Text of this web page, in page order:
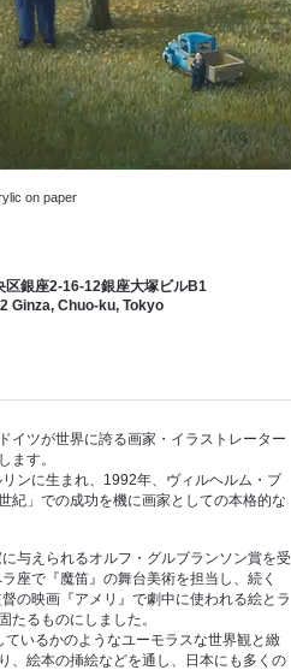
on paper
区銀座2-16-12銀座大塚ビルB1
Ginza, Chuo-ku, Tokyo
イツが世界に誇る画家・イラストレーター
ます。
ンに生まれ、1992年、ヴィルヘルム・ブ
紀」での成功を機に画家としての本格的な
与えられるオルフ・グルブランソン賞を受
座で『魔笛』の舞台美術を担当し、続く
の映画『アメリ』で劇中に使われる絵とラ
たるものにしました。
いるかのようなユーモラスな世界観と緻
、絵本の挿絵などを通し、日本にも多くの